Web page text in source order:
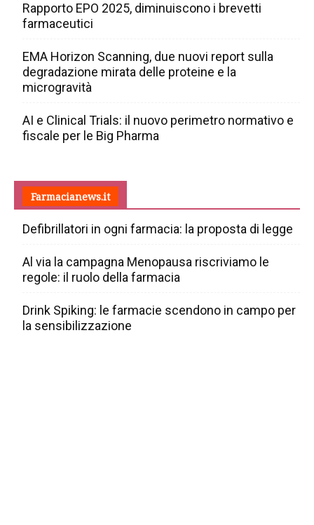
Rapporto EPO 2025, diminuiscono i brevetti
farmaceutici
EMA Horizon Scanning, due nuovi report sulla
degradazione mirata delle proteine e la
microgravità
AI e Clinical Trials: il nuovo perimetro normativo e
fiscale per le Big Pharma
Farmacianews.it
Defibrillatori in ogni farmacia: la proposta di legge
Al via la campagna Menopausa riscriviamo le
regole: il ruolo della farmacia
Drink Spiking: le farmacie scendono in campo per
la sensibilizzazione